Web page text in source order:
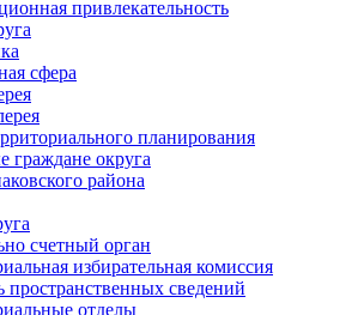
привлекательность
сфера
планирования
граждане округа
района
счетный орган
избирательная комиссия
пространственных сведений
отделы